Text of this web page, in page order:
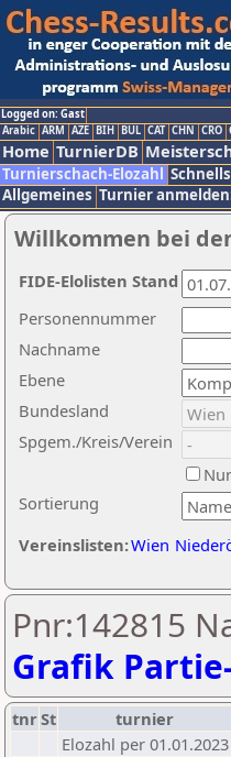
Logged on: Gast
Arabic ARM AZE BIH BUL CAT CHN CRO
Home TurnierDB
Turnierschach-Elozahl
Allgemeines Turnier
Willkommen bei
Nachname
Ebene
Sortierung
Personennummer
Bundesland
Spgem./Kreis/Verein
Vereinslisten:Wien
FIDE-Elolisten Stand
Pnr:142815
Grafik
tnrSt turnier
Elozahl per 01.01.2023